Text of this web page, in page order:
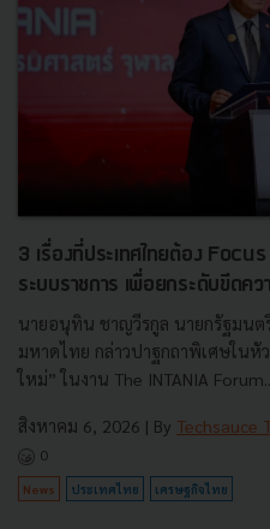
3 เรื่องที่ประเทศไทยต้อง
ระบบราชการ เพื่อยกระดับขีดคว
นายอนุทิน ชาญวีรกูล นายกรัฐมนต
มหาดไทย กล่าวปาฐกถาพิเศษในหั
ใหม่” ในงาน The INTANIA
สิงหาคม 6, 2026 | By Techsauce
0
News ประเทศไทย เศรษฐกิจไทย